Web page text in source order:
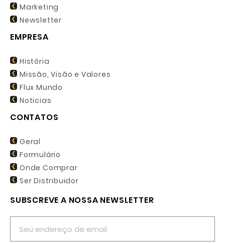
Marketing
Newsletter
EMPRESA
História
Missão, Visão e Valores
Flux Mundo
Noticias
CONTATOS
Geral
Formulário
Onde Comprar
Ser Distribuidor
SUBSCREVE A NOSSA NEWSLETTER